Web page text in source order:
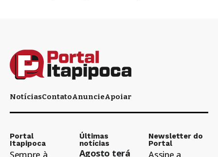
NotíciasContatoAnuncieApoiar
Portal
Itapipoca
Sempre à
Últimas
notícias
Agosto terá
Newsletter do
Portal
Assine a